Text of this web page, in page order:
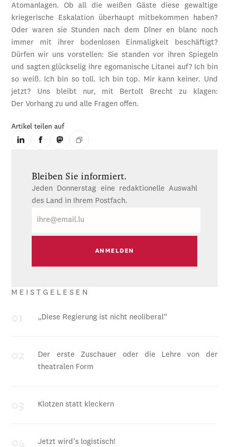
Atomanlagen. Ob all die weißen Gäste diese gewaltige
kriegerische Eskalation überhaupt mitbekommen haben?
Oder waren sie Stunden nach dem Dîner en blanc noch
immer mit ihrer bodenlosen Einmaligkeit beschäftigt?
Dürfen wir uns vorstellen: Sie standen vor ihren Spiegeln
und sagten glückselig ihre egomanische Litanei auf? Ich bin
so weiß. Ich bin so toll. Ich bin top. Mir kann keiner. Und
jetzt? Uns bleibt nur, mit Bertolt Brecht zu klagen:
Der Vorhang zu und alle Fragen offen.
Artikel teilen auf
Bleiben Sie informiert.
Jeden Donnerstag eine redaktionelle Auswahl
des Land in Ihrem Postfach.
Mail
MEISTGELESEN
„Diese Regierung ist nicht neoliberal“
Der erste Zuschauer oder die Lehre von der
theatralen Form
Klotzen statt kleckern
Jetzt wird’s logistisch!